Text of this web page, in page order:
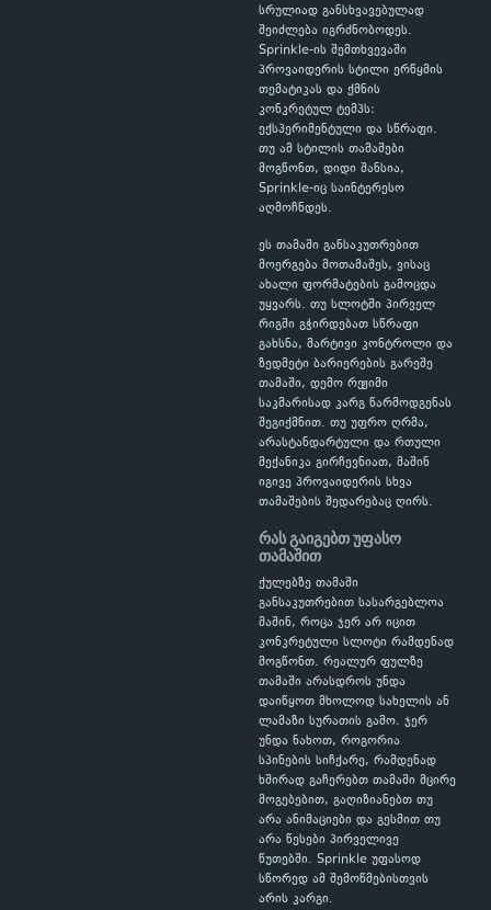
სრულიად განსხვავებულად
შეიძლება იგრძნობოდეს.
Sprinkle-ის შემთხვევაში
პროვაიდერის სტილი ერწყმის
თემატიკას და ქმნის
კონკრეტულ ტემპს:
ექსპერიმენტული და სწრაფი.
თუ ამ სტილის თამაშები
მოგწონთ, დიდი შანსია,
Sprinkle-იც საინტერესო
აღმოჩნდეს.
ეს თამაში განსაკუთრებით
მოერგება მოთამაშეს, ვისაც
ახალი ფორმატების გამოცდა
უყვარს. თუ სლოტში პირველ
რიგში გჭირდებათ სწრაფი
გახსნა, მარტივი კონტროლი და
ზედმეტი ბარიერების გარეშე
თამაში, დემო რეჟიმი
საკმარისად კარგ წარმოდგენას
შეგიქმნით. თუ უფრო ღრმა,
არასტანდარტული და რთული
მექანიკა გირჩევნიათ, მაშინ
იგივე პროვაიდერის სხვა
თამაშების შედარებაც ღირს.
რას გაიგებთ უფასო
თამაშით
ქულებზე თამაში
განსაკუთრებით სასარგებლოა
მაშინ, როცა ჯერ არ იცით
კონკრეტული სლოტი რამდენად
მოგწონთ. რეალურ ფულზე
თამაში არასდროს უნდა
დაიწყოთ მხოლოდ სახელის ან
ლამაზი სურათის გამო. ჯერ
უნდა ნახოთ, როგორია
სპინების სიჩქარე, რამდენად
ხშირად გაჩერებთ თამაში მცირე
მოგებებით, გაღიზიანებთ თუ
არა ანიმაციები და გესმით თუ
არა წესები პირველივე
წუთებში. Sprinkle უფასოდ
სწორედ ამ შემოწმებისთვის
არის კარგი.